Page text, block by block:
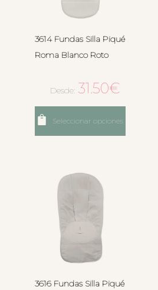
3614 Fundas Silla Piqué
Roma Blanco Roto
Desde: 31.50€
Seleccionar opciones
3616 Fundas Silla Piqué